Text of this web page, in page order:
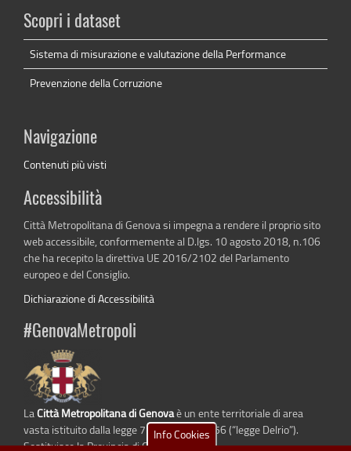
Scopri i dataset
Sistema di misurazione e valutazione della Performance
Prevenzione della Corruzione
Navigazione
Contenuti più visti
Accessibilità
Città Metropolitana di Genova si impegna a rendere il proprio sito
web accessibile, conformemente al D.lgs. 10 agosto 2018, n.106
che ha recepito la direttiva UE 2016/2102 del Parlamento
europeo e del Consiglio.
Dichiarazione di Accessibilità
#GenovaMetropoli
LaCittà Metropolitana di Genovaè un ente territoriale di area
vasta istituito dalla legge 7 aprile 2014 n. 56 (“legge Delrio”).
Sostituisce la Provincia di Genova.
Info Cookies